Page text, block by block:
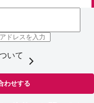
いて
わせする